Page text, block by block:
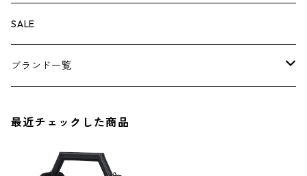
その他
その他
ナイフ
芳香剤
ボトムス
アンダーウェア
ウォレット
エアーフレッシュナー
SALE
ブランド一覧
最近チェックした商品